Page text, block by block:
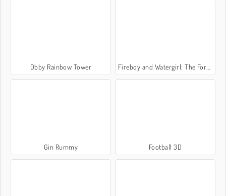
Obby Rainbow Tower Fireboy and Watergirl: The Forest Temple
Gin Rummy Football 3D